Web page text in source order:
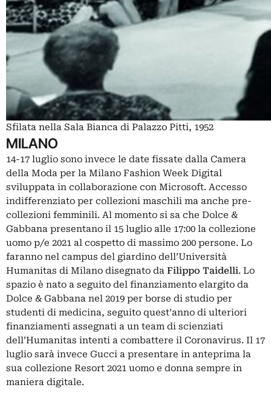
Sfilata nella Sala Bianca di Palazzo Pitti, 1952
MILANO
14-17 luglio sono invece le date fissate dalla Camera
della Moda per la Milano Fashion Week Digital
sviluppata in collaborazione con Microsoft. Accesso
indifferenziato per collezioni maschili ma anche pre-
collezioni femminili. Al momento si sa che Dolce &
Gabbana presentano il 15 luglio alle 17:00 la collezione
uomo p/e 2021 al cospetto di massimo 200 persone. Lo
faranno nel campus del giardino dell’Università
Humanitas di Milano disegnato da Filippo Taidelli. Lo
spazio è nato a seguito del finanziamento elargito da
Dolce & Gabbana nel 2019 per borse di studio per
studenti di medicina, seguito quest’anno di ulteriori
finanziamenti assegnati a un team di scienziati
dell’Humanitas intenti a combattere il Coronavirus. Il 17
luglio sarà invece Gucci a presentare in anteprima la
sua collezione Resort 2021 uomo e donna sempre in
maniera digitale.